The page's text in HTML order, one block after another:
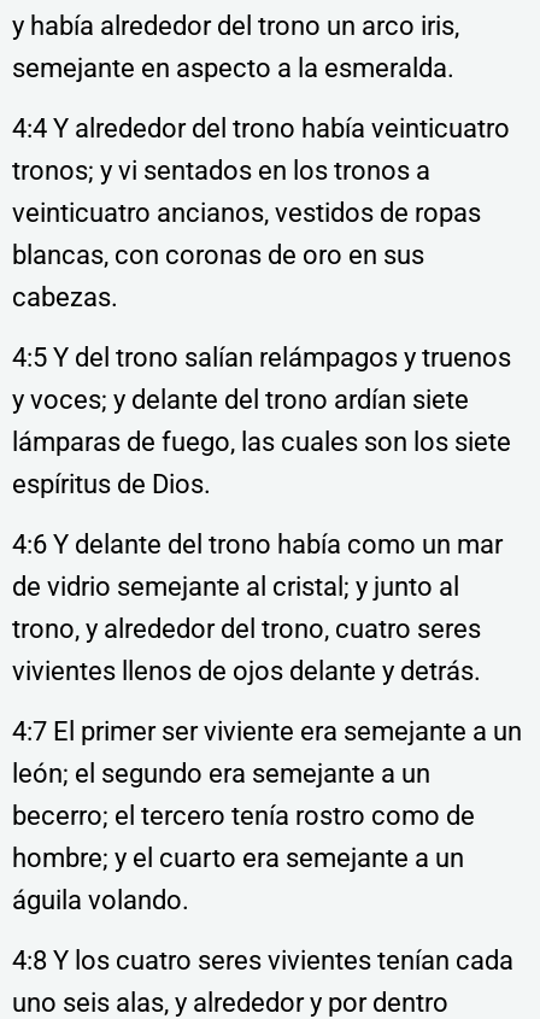
y había alrededor del trono un arco iris,
semejante en aspecto a la esmeralda.
4:4 Y alrededor del trono había veinticuatro
tronos; y vi sentados en los tronos a
veinticuatro ancianos, vestidos de ropas
blancas, con coronas de oro en sus
cabezas.
4:5 Y del trono salían relámpagos y truenos
y voces; y delante del trono ardían siete
lámparas de fuego, las cuales son los siete
espíritus de Dios.
4:6 Y delante del trono había como un mar
de vidrio semejante al cristal; y junto al
trono, y alrededor del trono, cuatro seres
vivientes llenos de ojos delante y detrás.
4:7 El primer ser viviente era semejante a un
león; el segundo era semejante a un
becerro; el tercero tenía rostro como de
hombre; y el cuarto era semejante a un
águila volando.
4:8 Y los cuatro seres vivientes tenían cada
uno seis alas, y alrededor y por dentro